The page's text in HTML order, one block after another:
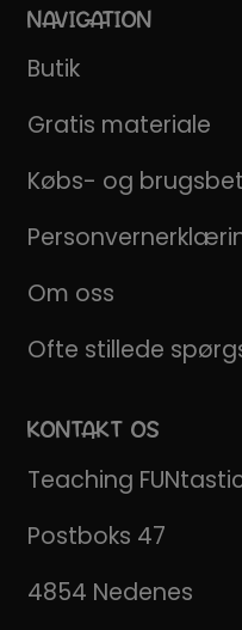
NAVIGATION
Butik
Gratis materiale
Købs- og
Om oss
Ofte stillede
KONTAKT OS
Teaching
Postboks 47
4854 Nedenes